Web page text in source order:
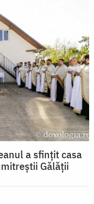
a sfințit casa
Gălății